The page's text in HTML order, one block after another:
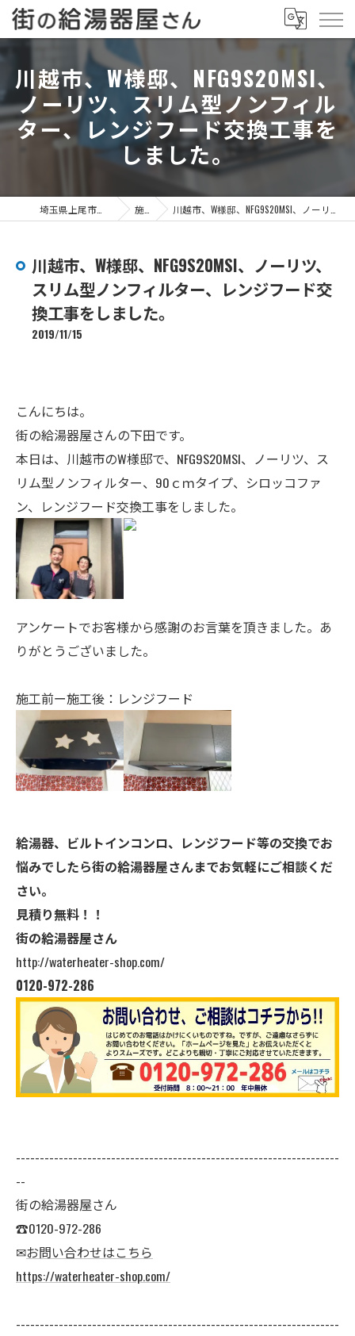
川越市、W様邸、NFG9S20MSI、
ノーリツ、スリム型ノンフィル
ター、レンジフード交換工事を
しました。
埼玉県上尾市の給湯器なら街の給湯器屋さん 施工事例 川越市、W様邸、NFG9S20MSI、ノーリツ、スリム型ノンフィルター、レンジフード交換工事をしました。
川越市、W様邸、NFG9S20MSI、ノーリツ、
スリム型ノンフィルター、レンジフード交
換工事をしました。
2019/11/15
こんにちは。
街の給湯器屋さんの下田です。
本日は、川越市のW様邸で、NFG9S20MSI、ノーリツ、ス
リム型ノンフィルター、90ｃｍタイプ、シロッコファ
ン、レンジフード交換工事をしました。
アンケートでお客様から感謝のお言葉を頂きました。あ
りがとうございました。
施工前ー施工後：レンジフード
給湯器、ビルトインコンロ、レンジフード等の交換でお
悩みでしたら街の給湯器屋さんまでお気軽にご相談くだ
さい。
見積り無料！！
街の給湯器屋さん
http://waterheater-shop.com/
0120-972-286
--------------------------------------------------------------------
--
街の給湯器屋さん
☎0120-972-286
✉お問い合わせはこちら
https://waterheater-shop.com/
--------------------------------------------------------------------